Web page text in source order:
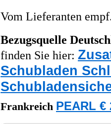
Vom Lieferanten
Bezugsquelle
finden Sie hier:
Schubladen
Frankreich PEARL €